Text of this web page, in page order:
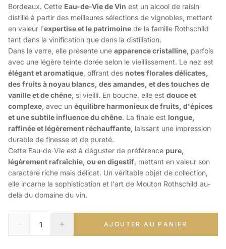
Bordeaux. Cette Eau-de-Vie de Vin est un alcool de raisin
distillé à partir des meilleures sélections de vignobles, mettant
en valeur l'expertise et le patrimoine de la famille Rothschild
tant dans la vinification que dans la distillation.
Dans le verre, elle présente une apparence cristalline, parfois
avec une légère teinte dorée selon le vieillissement. Le nez est
élégant et aromatique, offrant des notes florales délicates,
des fruits à noyau blancs, des amandes, et des touches de
vanille et de chêne, si vieilli. En bouche, elle est douce et
complexe, avec un équilibre harmonieux de fruits, d'épices
et une subtile influence du chêne. La finale est longue,
raffinée et légèrement réchauffante, laissant une impression
durable de finesse et de pureté.
Cette Eau-de-Vie est à déguster de préférence pure,
légèrement rafraîchie, ou en digestif, mettant en valeur son
caractère riche mais délicat. Un véritable objet de collection,
elle incarne la sophistication et l'art de Mouton Rothschild au-
delà du domaine du vin.
AJOUTER AU PANIER